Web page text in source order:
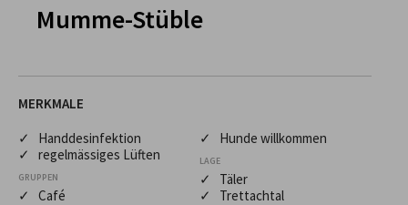
Mountainbike
Mumme-Stüble
MERKMALE
✓ Handdesinfektion
✓ regelmässiges Lüften
GRUPPEN
✓ Café
✓ Hunde willkommen
LAGE
✓ Täler
✓ Trettachtal